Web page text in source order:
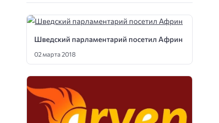
Шведский парламентарий посетил Африн
02 марта 2018